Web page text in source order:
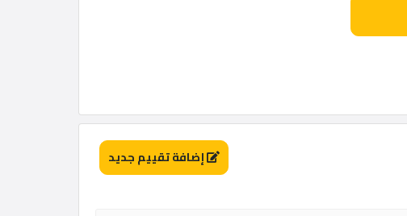
إضافة تقييم جديد